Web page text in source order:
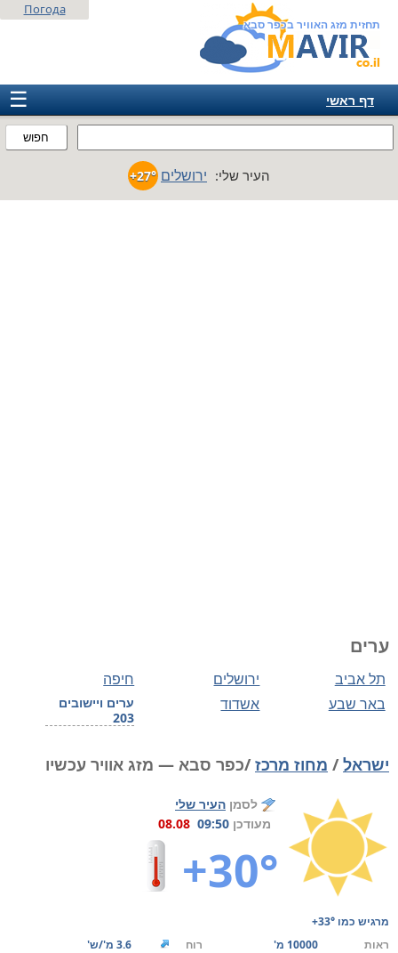
תחזית מזג האוויר בכפר סבא
חפוש
Погода
☰
דף ראשי
אמריקה
העיר שלי: ירושלים +27°
ערים
חיפה ירושלים תל אביב
ערים ויישובים
203
אשדוד באר שבע
ישראל/ מחוז מרכז/כפר סבא — מזג אוויר עכשיו
לסמן העיר שלי
מעודכן 09:50
08.08
+30°
מרגיש כמו +33°
ראות
10000 מ' רוח
3.6 מ'/ש'